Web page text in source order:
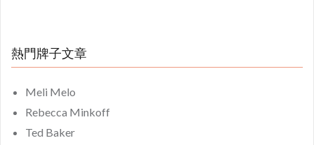
熱門牌子文章
Meli Melo
Rebecca Minkoff
Ted Baker